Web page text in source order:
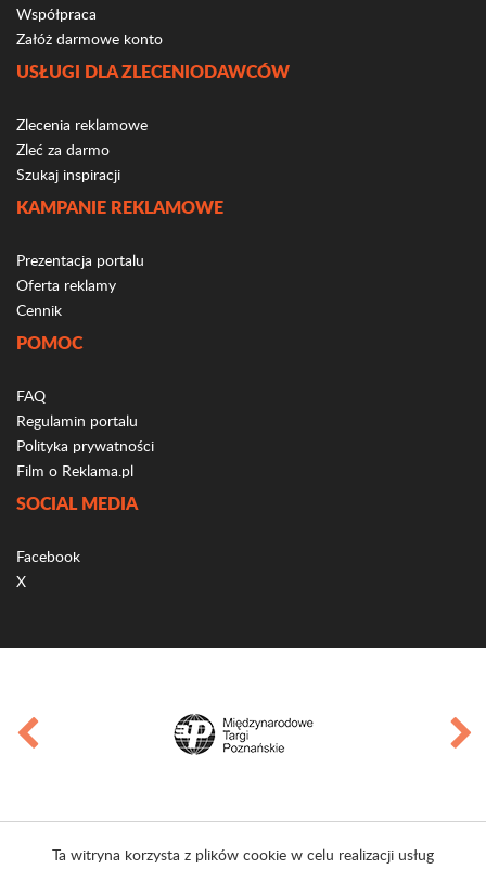
Współpraca
Załóż darmowe konto
USŁUGI DLA ZLECENIODAWCÓW
Zlecenia reklamowe
Zleć za darmo
Szukaj inspiracji
KAMPANIE REKLAMOWE
Prezentacja portalu
Oferta reklamy
Cennik
POMOC
FAQ
Regulamin portalu
Polityka prywatności
Film o Reklama.pl
SOCIAL MEDIA
Facebook
X
Ta witryna korzysta z plików cookie w celu realizacji usług